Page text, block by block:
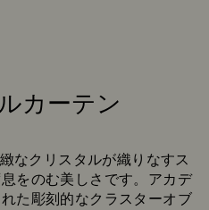
カーテン
なクリスタルが織りなすス
をのむ美しさです。アカデ
た彫刻的なクラスターオブ